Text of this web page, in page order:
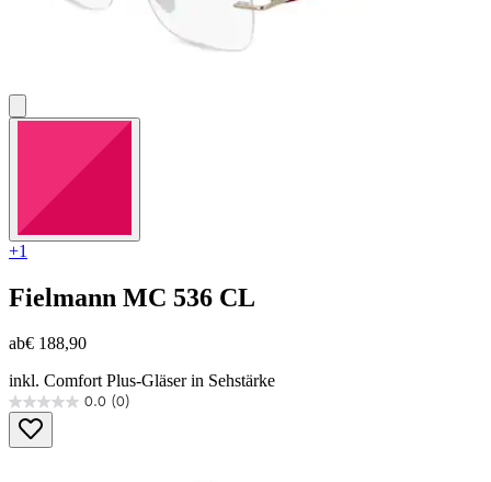
+1
Fielmann MC 536 CL
ab€ 188,90
inkl. Comfort Plus-Gläser in Sehstärke
0.0 (0)
0.0
von
5